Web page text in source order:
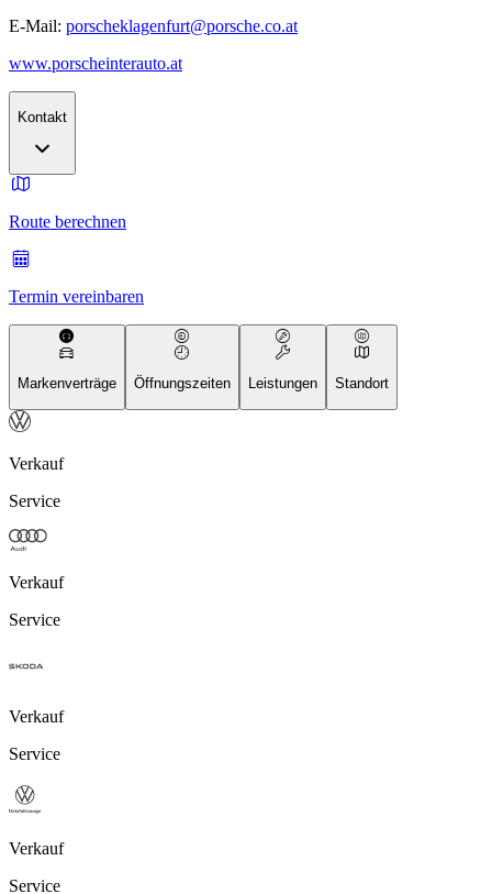
E-Mail: porscheklagenfurt@porsche.co.at
www.porscheinterauto.at
Kontakt
Route berechnen
Termin vereinbaren
Markenverträge Öffnungszeiten Leistungen Standort
Verkauf
Service
Verkauf
Service
Verkauf
Service
Verkauf
Service